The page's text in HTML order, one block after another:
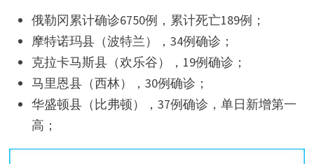
俄勒冈累计确诊6750例，累计死亡189例；
摩特诺玛县（波特兰），34例确诊；
克拉卡马斯县（欢乐谷），19例确诊；
马里恩县（西林），30例确诊；
华盛顿县（比弗顿），37例确诊，单日新增第一
高；